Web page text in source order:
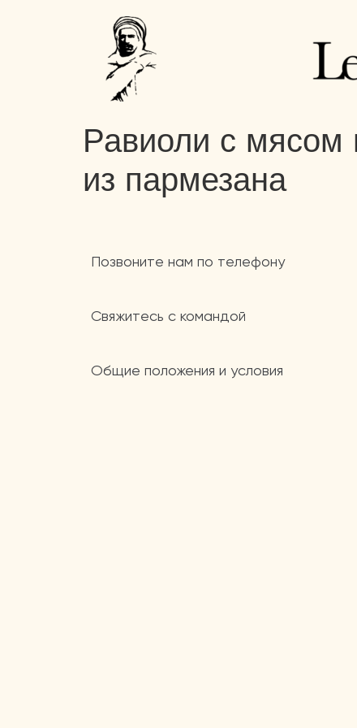
Равиоли с мясом
из пармезана
Позвоните нам по телефону
Свяжитесь с командой
Общие положения и условия